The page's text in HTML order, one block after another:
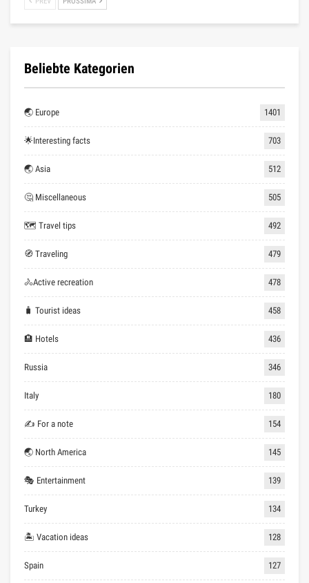
Beliebte Kategorien
🌏 Europe 1401
🌟Interesting facts 703
🌏 Asia 512
🤔 Miscellaneous 505
🗺 Travel tips 492
🧭 Traveling 479
🚴Active recreation 478
🧳 Tourist ideas 458
🏨 Hotels 436
Russia 346
Italy 180
✍ For a note 154
🌏 North America 145
🎭 Entertainment 139
Turkey 134
🏝 Vacation ideas 128
Spain 127